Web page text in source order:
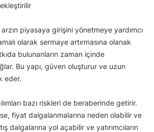
arzın piyasaya girişini yönetmeye yardımcı
olarak sermaye artırmasına olanak
bulunanların zaman içinde
Bu yapı, güven oluşturur ve uzun
eder.
bazı riskleri de beraberinde getirir.
fiyat dalgalanmalarına neden olabilir ve
dalgalarına yol açabilir ve yatırımcıların